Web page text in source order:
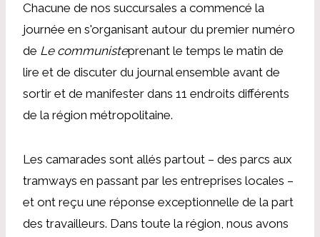
Chacune de nos succursales a commencé la
journée en s'organisant autour du premier numéro
de Le communisteprenant le temps le matin de
lire et de discuter du journal ensemble avant de
sortir et de manifester dans 11 endroits différents
de la région métropolitaine.
Les camarades sont allés partout – des parcs aux
tramways en passant par les entreprises locales –
et ont reçu une réponse exceptionnelle de la part
des travailleurs. Dans toute la région, nous avons